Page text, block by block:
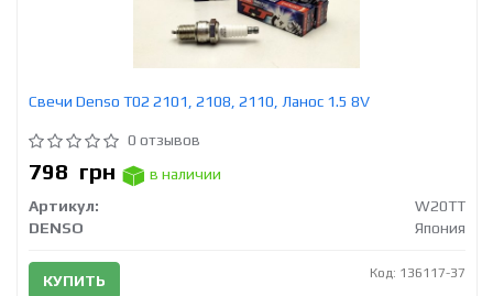
Свечи Denso T02 2101, 2108, 2110, Ланос 1.5 8V
0 отзывов
798 грн
в наличии
Артикул:
W20TT
DENSO
Япония
КУПИТЬ Код: 136117-37